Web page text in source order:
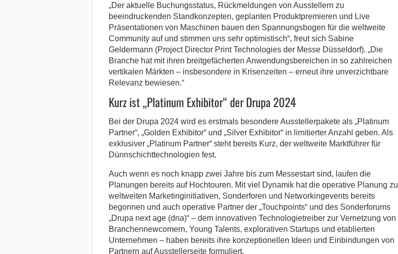
„Der aktuelle Buchungsstatus, Rückmeldungen von Ausstellern zu
beeindruckenden Standkonzepten, geplanten Produktpremieren und Live
Präsentationen von Maschinen bauen den Spannungsbogen für die weltweite
Community auf und stimmen uns sehr optimistisch“, freut sich Sabine
Geldermann (Project Director Print Technologies der Messe Düsseldorf). „Die
Branche hat mit ihren breitgefächerten Anwendungsbereichen in so zahlreichen
vertikalen Märkten – insbesondere in Krisenzeiten – erneut ihre unverzichtbare
Relevanz bewiesen.“
Kurz ist „Platinum Exhibitor“ der Drupa 2024
Bei der Drupa 2024 wird es erstmals besondere Ausstellerpakete als „Platinum
Partner“, „Golden Exhibitor“ und „Silver Exhibitor“ in limitierter Anzahl geben. Als
exklusiver „Platinum Partner“ steht bereits Kurz, der weltweite Marktführer für
Dünnschichttechnologien fest.
Auch wenn es noch knapp zwei Jahre bis zum Messestart sind, laufen die
Planungen bereits auf Hochtouren. Mit viel Dynamik hat die operative Planung zu
weltweiten Marketinginitiativen, Sonderforen und Networkingevents bereits
begonnen und auch operative Partner der „Touchpoints“ und des Sonderforums
„Drupa next age (dna)“ – dem innovativen Technologietreiber zur Vernetzung von
Branchennewcomern, Young Talents, explorativen Startups und etablierten
Unternehmen – haben bereits ihre konzeptionellen Ideen und Einbindungen von
Partnern auf Ausstellerseite formuliert.